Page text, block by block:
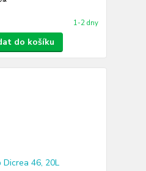
1-2 dny
do košíku